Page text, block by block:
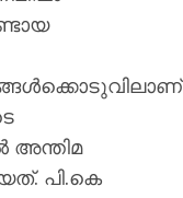
അന്തിമ
പി.കെ